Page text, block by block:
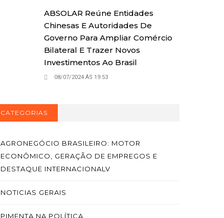
ABSOLAR Reúne Entidades
Chinesas E Autoridades De
Governo Para Ampliar Comércio
Bilateral E Trazer Novos
Investimentos Ao Brasil
08/07/2024 ÁS 19:53
CATEGORIAS
AGRONEGÓCIO BRASILEIRO: MOTOR
ECONÔMICO, GERAÇÃO DE EMPREGOS E
DESTAQUE INTERNACIONALV
NOTICIAS GERAIS
PIMENTA NA POLÍTICA